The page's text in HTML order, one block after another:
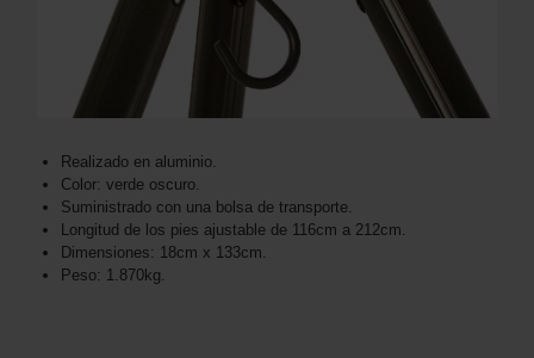
Realizado en aluminio.
Color: verde oscuro.
Suministrado con una bolsa de transporte.
Longitud de los pies ajustable de 116cm a 212cm.
Dimensiones: 18cm x 133cm.
Peso: 1.870kg.